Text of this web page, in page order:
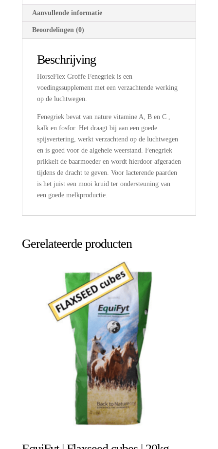
Aanvullende informatie
Beoordelingen (0)
Beschrijving
HorseFlex Groffe Fenegriek is een
voedingssupplement met een verzachtende werking
op de luchtwegen.
Fenegriek bevat van nature vitamine A, B en C ,
kalk en fosfor. Het draagt bij aan een goede
spijsvertering, werkt verzachtend op de luchtwegen
en is goed voor de algehele weerstand. Fenegriek
prikkelt de baarmoeder en wordt hierdoor afgeraden
tijdens de dracht te geven. Voor lacterende paarden
is het juist een mooi kruid ter ondersteuning van
een goede melkproductie.
Gerelateerde producten